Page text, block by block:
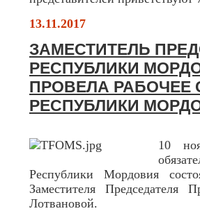
13.11.2017
ЗАМЕСТИТЕЛЬ
РЕСПУБЛИКИ
ПРОВЕЛА
РЕСПУБЛИКИ
10
Республики Мордовия
Заместителя Председателя
Лотвановой.